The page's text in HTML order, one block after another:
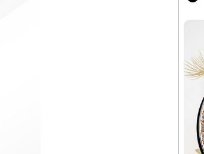
（需提前预约）
（需提前预约）
提前预约）
预约）
）
预约）
预约）